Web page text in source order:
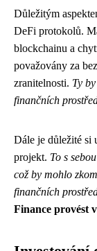
Důležitým
DeFi protokolů.
blockchainu a
považovány za
zranitelnosti. Ty
finančních
Dále je důležité si
projekt. To s
což by mohlo
finančních
Finance provést